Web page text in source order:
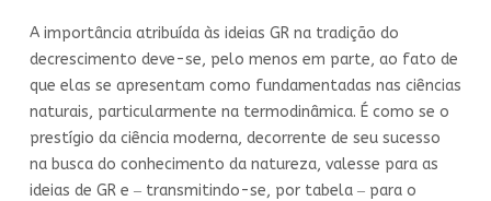
A importância atribuída às ideias GR na tradição do
decrescimento deve-se, pelo menos em parte, ao fato de
que elas se apresentam como fundamentadas nas ciências
naturais, particularmente na termodinâmica. É como se o
prestígio da ciência moderna, decorrente de seu sucesso
na busca do conhecimento da natureza, valesse para as
ideias de GR e ‒ transmitindo-se, por tabela ‒ para o